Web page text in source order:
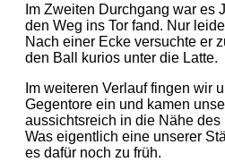
Im Zweiten Durchgang war es
den Weg ins Tor fand. Nur
Nach einer Ecke versuchte er
den Ball kurios unter die Latte.
Im weiteren Verlauf fingen wir
Gegentore ein und kamen
aussichtsreich in die Nähe
Was eigentlich eine unserer
es dafür noch zu früh.